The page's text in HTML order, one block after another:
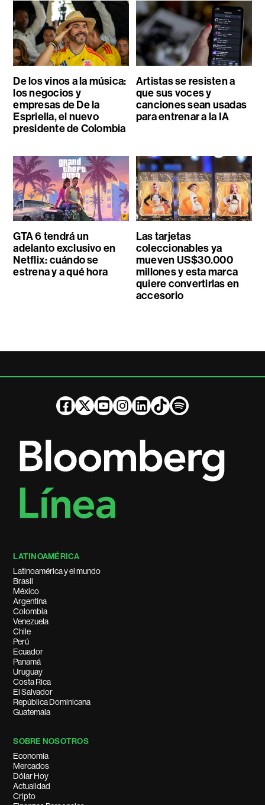
De los vinos a la música:
los negocios y
empresas de De la
Espriella, el nuevo
presidente de Colombia
Artistas se resisten a
que sus voces y
canciones sean usadas
para entrenar a la IA
GTA 6 tendrá un
adelanto exclusivo en
Netflix: cuándo se
estrena y a qué hora
Las tarjetas
coleccionables ya
mueven US$30.000
millones y esta marca
quiere convertirlas en
accesorio
LATINOAMÉRICA
Latinoamérica y el mundo
Brasil
México
Argentina
Colombia
Venezuela
Chile
Perú
Ecuador
Panamá
Uruguay
Costa Rica
El Salvador
República Dominicana
Guatemala
SOBRE NOSOTROS
Economía
Mercados
Dólar Hoy
Actualidad
Cripto